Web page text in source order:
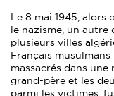
Le 8 mai 1945,
le nazisme, un autre
plusieurs villes
Français
massacrés dans
grand-père et les
parmi les victimes,